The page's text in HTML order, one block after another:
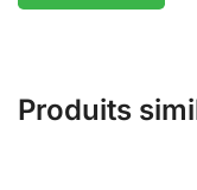
Produits